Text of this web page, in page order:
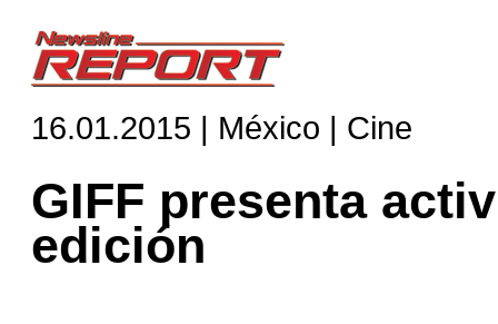
16.01.2015 | México | Cine
GIFF presenta
edición